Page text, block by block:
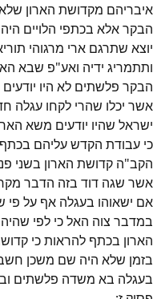
איבריהם מקדושת הארון
הבקר אלא בכתפי הלויים היה
יוצא שתרגם ארי מרגוהי
ותתמריג ידיה ואע"פ שבא
הבקר פלשתים לא היו
אשר יכלו שהרי לקחו עגלה
ישראל שהיו יודעים משא
כי עבודת הקדש עליהם
הקב"ה קדושת הארון בשני
אשר שגה דוד בזה הדבר
אם ישאוהו בעגלה אף על פי
במדבר צוה האל כי לפי
הארון בכתף להראות כי
בזמן שלא היה שם משכן חשב
בעגלה בא משדה פלשתים